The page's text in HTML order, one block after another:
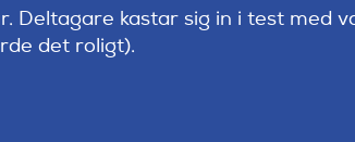
kastar sig in i test med
det roligt).